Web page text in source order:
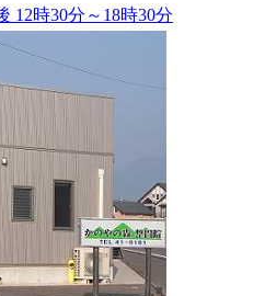
12時30分～18時30分